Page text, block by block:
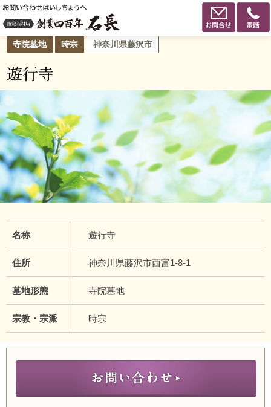
寺院墓地 時宗 神奈川県藤沢市
遊行寺
名称 遊行寺
住所 神奈川県藤沢市西富1-8-1
墓地形態 寺院墓地
宗教・宗派 時宗